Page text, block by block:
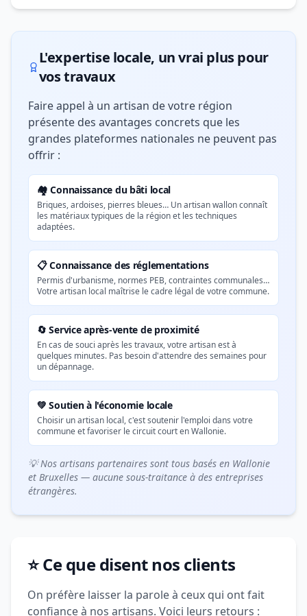
L'expertise locale, un vrai plus pour
vos travaux
Faire appel à un artisan de votre région
présente des avantages concrets que les
grandes plateformes nationales ne peuvent pas
offrir :
🏘️ Connaissance du bâti local
Briques, ardoises, pierres bleues… Un artisan wallon connaît
les matériaux typiques de la région et les techniques
adaptées.
📋 Connaissance des réglementations
Permis d'urbanisme, normes PEB, contraintes communales…
Votre artisan local maîtrise le cadre légal de votre commune.
🔄 Service après-vente de proximité
En cas de souci après les travaux, votre artisan est à
quelques minutes. Pas besoin d'attendre des semaines pour
un dépannage.
💚 Soutien à l'économie locale
Choisir un artisan local, c'est soutenir l'emploi dans votre
commune et favoriser le circuit court en Wallonie.
💡 Nos artisans partenaires sont tous basés en Wallonie
et Bruxelles — aucune sous-traitance à des entreprises
étrangères.
⭐ Ce que disent nos clients
On préfère laisser la parole à ceux qui ont fait
confiance à nos artisans. Voici leurs retours :